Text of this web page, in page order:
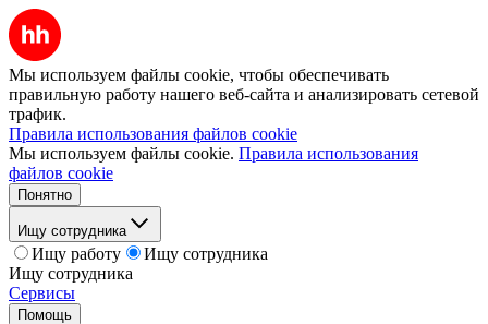
Мы используем файлы cookie, чтобы обеспечивать
правильную работу нашего веб-сайта и анализировать сетевой
трафик.
Правила использования файлов cookie
Мы используем файлы cookie. Правила использования
файлов cookie
Понятно
Ищу сотрудника
Ищу работу
Ищу сотрудника
Ищу сотрудника
Сервисы
Помощь